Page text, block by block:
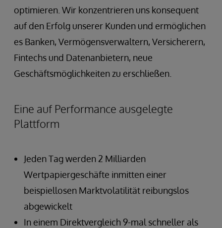
optimieren. Wir konzentrieren uns konsequent
auf den Erfolg unserer Kunden und ermöglichen
es Banken, Vermögensverwaltern, Versicherern,
Fintechs und Datenanbietern, neue
Geschäftsmöglichkeiten zu erschließen.
Eine auf Performance ausgelegte
Plattform
Jeden Tag werden 2 Milliarden
Wertpapiergeschäfte inmitten einer
beispiellosen Marktvolatilität reibungslos
abgewickelt
In einem Direktvergleich 9-mal schneller als